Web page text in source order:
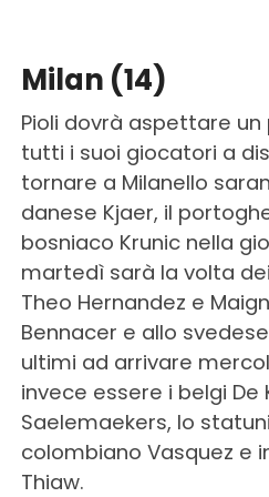
Milan (14)
Pioli dovrà aspettare un
tutti i suoi giocatori a
tornare a Milanello
danese Kjaer, il
bosniaco Krunic nella
martedì sarà la volta
Theo Hernandez e
Bennacer e allo
ultimi ad arrivare
invece essere i belgi De
Saelemaekers, lo
colombiano Vasquez e
Thiaw.